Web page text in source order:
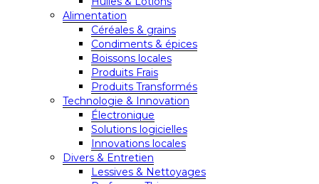
Alimentation
Céréales & grains
Condiments & épices
Boissons locales
Produits Frais
Produits Transformés
Technologie & Innovation
Électronique
Solutions logicielles
Innovations locales
Divers & Entretien
Lessives & Nettoyages